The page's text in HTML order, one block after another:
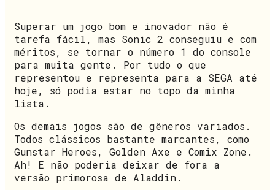
Superar um jogo bom e inovador não é
tarefa fácil, mas Sonic 2 conseguiu e com
méritos, se tornar o número 1 do console
para muita gente. Por tudo o que
representou e representa para a SEGA até
hoje, só podia estar no topo da minha
lista.
Os demais jogos são de gêneros variados.
Todos clássicos bastante marcantes, como
Gunstar Heroes, Golden Axe e Comix Zone.
Ah! E não poderia deixar de fora a
versão primorosa de Aladdin.